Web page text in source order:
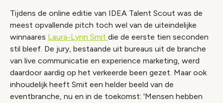
Tijdens de online editie van IDEA Talent Scout was de
meest opvallende pitch toch wel van de uiteindelijke
winnaares Laura-Lynn Smit die de eerste tien seconden
stil bleef. De jury, bestaande uit bureaus uit de branche
van live communicatie en experience marketing, werd
daardoor aardig op het verkeerde been gezet. Maar ook
inhoudelijk heeft Smit een helder beeld van de
eventbranche, nu en in de toekomst: 'Mensen hebben